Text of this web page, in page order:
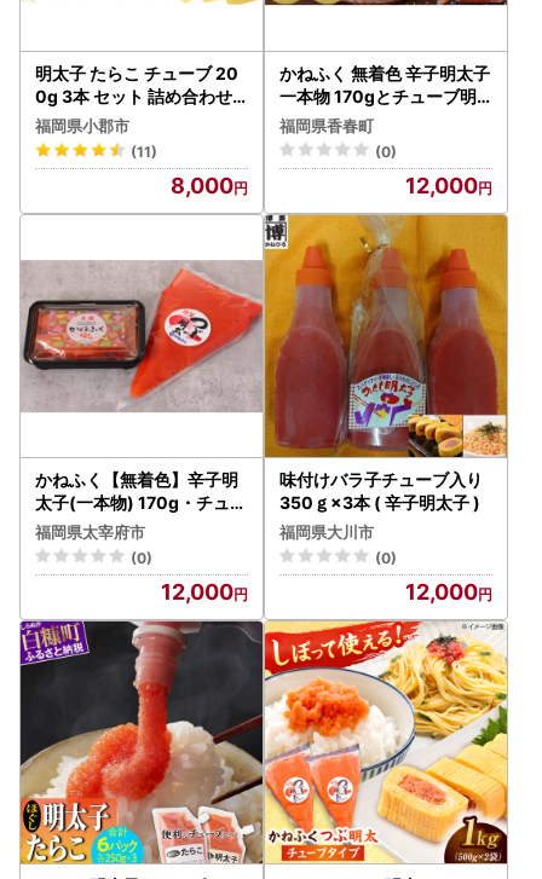
明太子 たらこ チューブ 20
0g 3本 セット 詰め合わせ
辛子明太子 めんたいこ 明太
子チューブ たらこチューブ
魚卵 高品質 蔵出し さかえ
や 食品 ご飯のお供 ごはん
のお供 おつまみ つまみ 工
福岡県小郡市
(11)
8,000
かねふく 無着色 辛子明太子
一本物 170gとチューブ明
太子500gセット
福岡県香春町
(0)
12,000
かねふく【無着色】辛子明
太子(一本物) 170g・チュー
ブ明太子 500g セット
福岡県太宰府市
(0)
12,000
味付けバラ子チューブ入り
350ｇ×3本 ( 辛子明太子 )
福岡県大川市
(0)
12,000